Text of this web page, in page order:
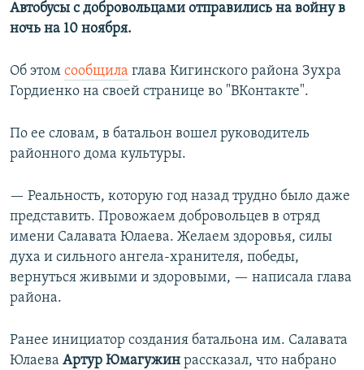
Автобусы с добровольцами отправились на войну в
ночь на 10 ноября.
Об этом сообщила глава Кигинского района Зухра
Гордиенко на своей странице во "ВКонтакте".
По ее словам, в батальон вошел руководитель
районного дома культуры.
— Реальность, которую год назад трудно было даже
представить. Провожаем добровольцев в отряд
имени Салавата Юлаева. Желаем здоровья, силы
духа и сильного ангела-хранителя, победы,
вернуться живыми и здоровыми, — написала глава
района.
Ранее инициатор создания батальона им. Салавата
Юлаева Артур Юмагужин рассказал, что набрано